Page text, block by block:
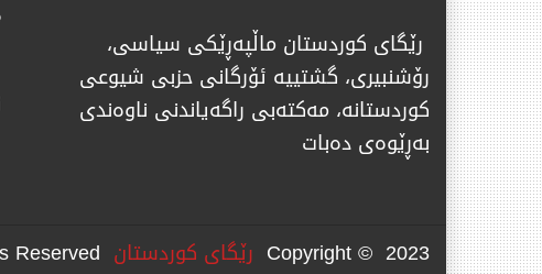
رێگای كوردستان ماڵپەڕێكی سیاسی،
رۆشنبیری، گشتییە ئۆرگانی حزبی شیوعی
كوردستانە، مەكتەبی راگەیاندنی ناوەندی
بەڕێوەی دەبات
Copyright © 2023 رێگای كوردستان